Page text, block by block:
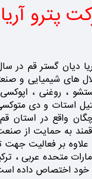
پترو
های شیمیایی و
، روغنی ،
استات و دی
واقع در استان
به حمایت از
بر فعالیت
متحده عربی ،
خود اختصاص داده